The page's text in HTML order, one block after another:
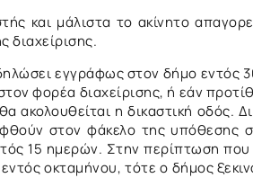
και μάλιστα το ακίνητο
εγγράφως στον δήμο εντός
φορέα διαχείρισης, ή εάν
ακολουθείται η δικαστική οδός.
στον φάκελο της υπόθεσης
15 ημερών. Στην περίπτωση
οκταμήνου, τότε ο δήμος